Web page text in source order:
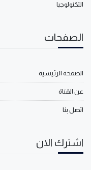
التكنولوجيا
الصفحات
الصفحة الرئيسية
عن القناة
اتصل بنا
اشترك الان